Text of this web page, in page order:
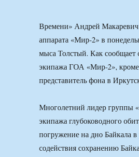
Времени» Андрей Макаревич
аппарата «Мир-2» в
мыса Толстый. Как сообщает
экипажа ГОА «Мир-2», кроме
представитель фона в
Многолетний лидер группы
экипажа глубоководного
погружение на дно Байкала
содействия сохранению